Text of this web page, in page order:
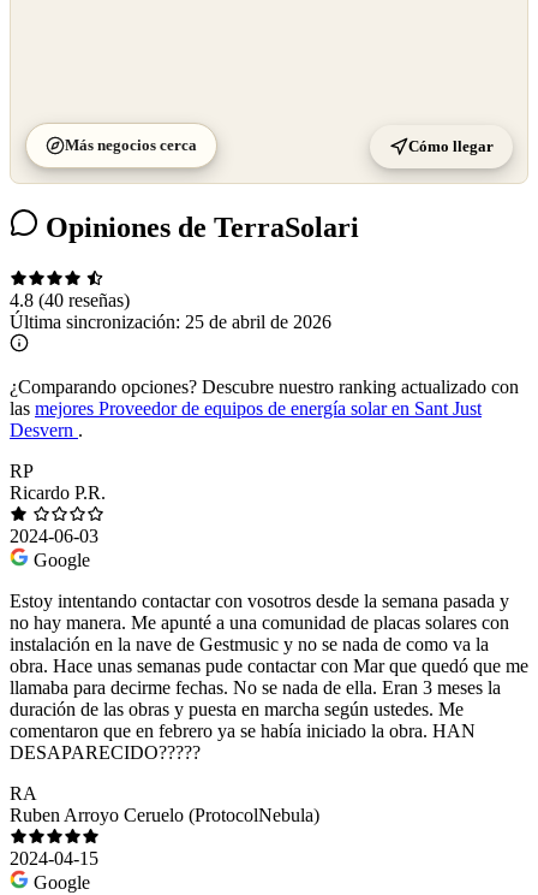
Más negocios cerca Cómo llegar
Opiniones de TerraSolari
4.8 (40 reseñas)
Última sincronización: 25 de abril de 2026
¿Comparando opciones? Descubre nuestro ranking actualizado con
las mejores Proveedor de equipos de energía solar en Sant Just
Desvern .
RP
Ricardo P.R.
2024-06-03
Google
Estoy intentando contactar con vosotros desde la semana pasada y
no hay manera. Me apunté a una comunidad de placas solares con
instalación en la nave de Gestmusic y no se nada de como va la
obra. Hace unas semanas pude contactar con Mar que quedó que me
llamaba para decirme fechas. No se nada de ella. Eran 3 meses la
duración de las obras y puesta en marcha según ustedes. Me
comentaron que en febrero ya se había iniciado la obra. HAN
DESAPARECIDO?????
RA
Ruben Arroyo Ceruelo (ProtocolNebula)
2024-04-15
Google